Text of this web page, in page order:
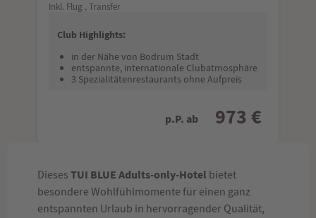
Inkl. Flug , Transfer
Club Highlights:
in der Nähe von Bodrum Stadt
entspannte, internationale Clubatmosphäre
3 Spezialitätenrestaurants ohne Aufpreis
p.P. ab 973 €
Dieses TUI BLUE Adults-only-Hotel bietet
besondere Wohlfühlmomente für einen ganz
entspannten Urlaub in hervorragender Qualität,